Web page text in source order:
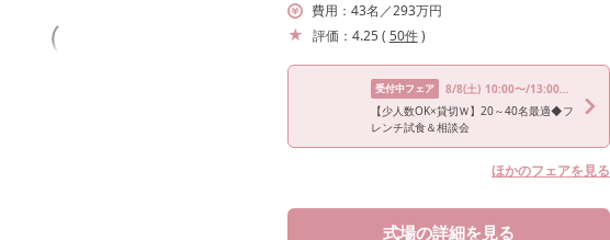
費用： 43名 ／293万円
評価： 4.25( 50件)
受付中フェア 8/8(土) 10:00〜/13:00〜/15:00〜
【少人数OK×貸切Ｗ】20～40名最適◆フ
レンチ試食＆相談会
ほかのフェアを見る
式場の詳細を見る